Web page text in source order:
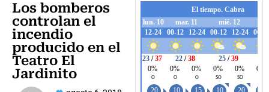
Los bomberos
controlan el
incendio
producido en el
Teatro El
Jardinito